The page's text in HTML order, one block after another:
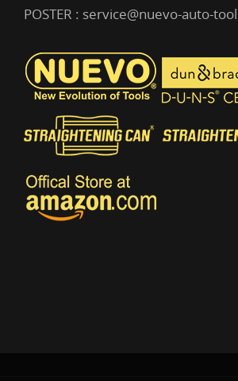
POSTER : service@nuevo-auto-